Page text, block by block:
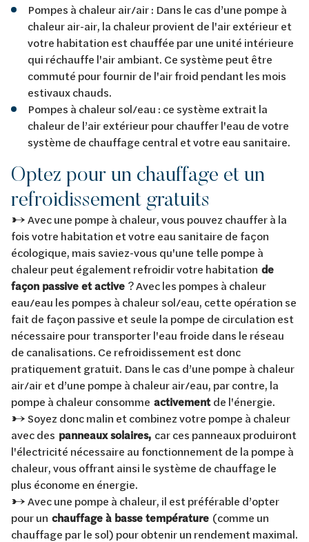
Pompes à chaleur air/air : Dans le cas d’une pompe à
chaleur air-air, la chaleur provient de l'air extérieur et
votre habitation est chauffée par une unité intérieure
qui réchauffe l'air ambiant. Ce système peut être
commuté pour fournir de l'air froid pendant les mois
estivaux chauds.
Pompes à chaleur sol/eau : ce système extrait la
chaleur de l’air extérieur pour chauffer l'eau de votre
système de chauffage central et votre eau sanitaire.
Optez pour un chauffage et un
refroidissement gratuits
→ Avec une pompe à chaleur, vous pouvez chauffer à la
fois votre habitation et votre eau sanitaire de façon
écologique, mais saviez-vous qu'une telle pompe à
chaleur peut également refroidir votre habitation de
façon passive et active ? Avec les pompes à chaleur
eau/eau les pompes à chaleur sol/eau, cette opération se
fait de façon passive et seule la pompe de circulation est
nécessaire pour transporter l'eau froide dans le réseau
de canalisations. Ce refroidissement est donc
pratiquement gratuit. Dans le cas d’une pompe à chaleur
air/air et d’une pompe à chaleur air/eau, par contre, la
pompe à chaleur consomme activementde l'énergie.
→ Soyez donc malin et combinez votre pompe à chaleur
avec des panneaux solaires, car ces panneaux produiront
l'électricité nécessaire au fonctionnement de la pompe à
chaleur, vous offrant ainsi le système de chauffage le
plus économe en énergie.
→ Avec une pompe à chaleur, il est préférable d’opter
pour un chauffage à basse température (comme un
chauffage par le sol) pour obtenir un rendement maximal.